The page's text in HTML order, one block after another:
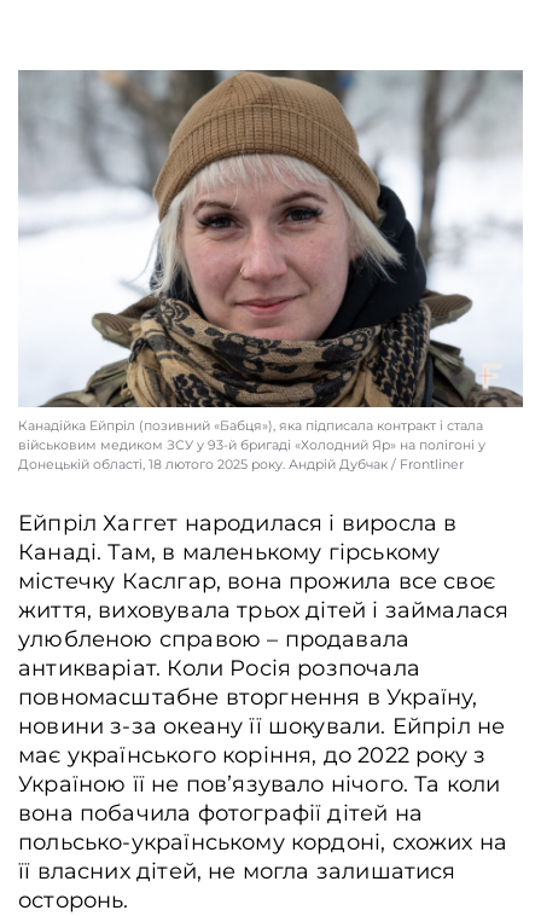
Канадійка Ейпріл (позивний «Бабця»), яка підписала контракт і стала
військовим медиком ЗСУ у 93-й бригаді «Холодний Яр» на полігоні у
Донецькій області, 18 лютого 2025 року. Андрій Дубчак / Frontliner
Ейпріл Хаггет народилася і виросла в
Канаді. Там, в маленькому гірському
містечку Каслгар, вона прожила все своє
життя, виховувала трьох дітей і займалася
улюбленою справою – продавала
антикваріат. Коли Росія розпочала
повномасштабне вторгнення в Україну,
новини з-за океану її шокували. Ейпріл не
має українського коріння, до 2022 року з
Україною її не повʼязувало нічого. Та коли
вона побачила фотографії дітей на
польсько-українському кордоні, схожих на
її власних дітей, не могла залишатися
осторонь.